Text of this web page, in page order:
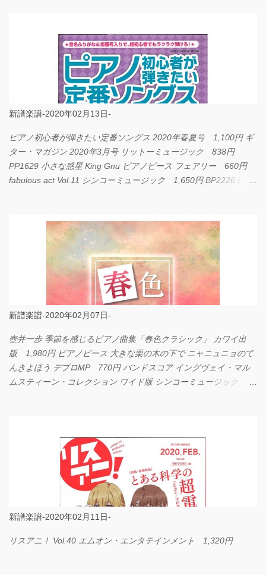
新譜楽譜-2020年02月13日-
ピアノ初心者が弾きたい定番ソングス 2020年春夏号 1,100円 ギ
ター・マガジン 2020年3月号 リットーミュージック 838円
PP1629 小さな惑星 King Gnu ピアノピース フェアリー 660円
fabulous act Vol.11 シンコーミュージック 1,650円 BP2226 I
新譜楽譜-2020年02月07日-
壺井一歩 季節を感じるピアノ曲集「春色クラシック」 カワイ出
版 1,980円 ピアノピース 大きな栗の木の下で ニャニュニョのて
んきよほう デプロMP 770円 バンドスコア イングヴェイ・マル
ムスティーン・コレクション ワイド版 シンコーミュージック
新譜楽譜-2020年02月11日-
リスアニ！ Vol.40 エムオン・エンタテインメント 1,320円